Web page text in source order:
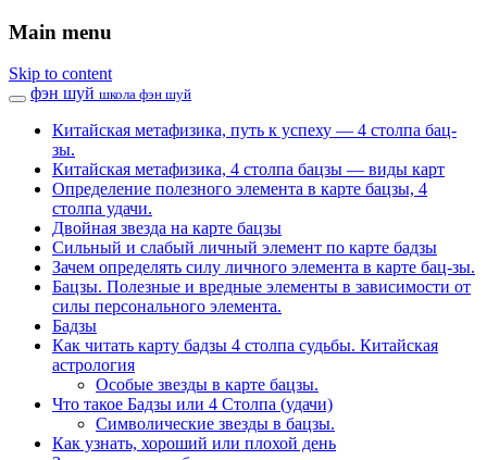
Main menu
Skip to content
фэн шуй школа фэн шуй
Китайская метафизика, путь к успеху — 4 столпа бац-
зы.
Китайская метафизика, 4 столпа бацзы — виды карт
Определение полезного элемента в карте бацзы, 4
столпа удачи.
Двойная звезда на карте бацзы
Сильный и слабый личный элемент по карте бадзы
Зачем определять силу личного элемента в карте бац-зы.
Бацзы. Полезные и вредные элементы в зависимости от
силы персонального элемента.
Бадзы
Как читать карту бадзы 4 столпа судьбы. Китайская
астрология
Особые звезды в карте бацзы.
Что такое Бадзы или 4 Столпа (удачи)
Символические звезды в бацзы.
Как узнать, хороший или плохой день